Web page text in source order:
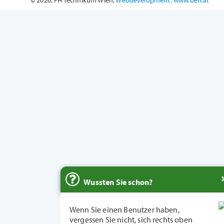
Wussten Sie schon?
Wenn Sie einen Benutzer haben,
vergessen Sie nicht, sich rechts oben